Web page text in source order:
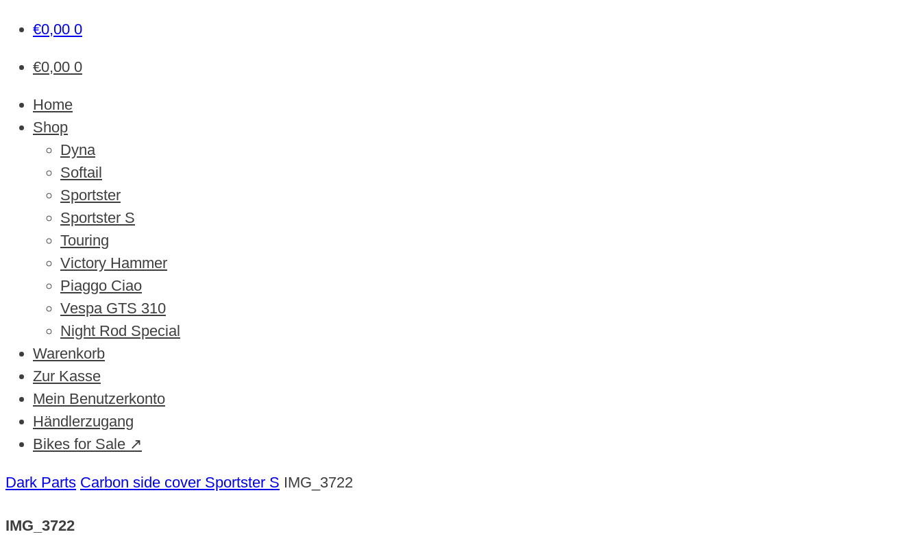
€0,00 0
€0,00 0
Home
Shop
Dyna
Softail
Sportster
Sportster S
Touring
Victory Hammer
Piaggo Ciao
Vespa GTS 310
Night Rod Special
Warenkorb
Zur Kasse
Mein Benutzerkonto
Händlerzugang
Bikes for Sale ↗
Dark Parts Carbon side cover Sportster S IMG_3722
IMG_3722